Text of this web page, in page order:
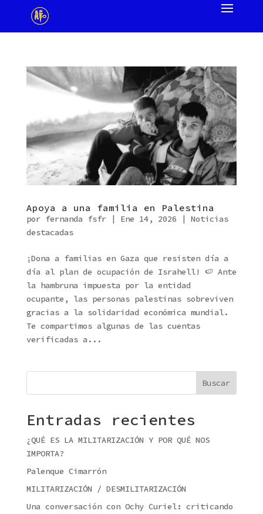
Apoya a una familia en Palestina
por fernanda fsfr| Ene 14, 2026 | Noticias
destacadas
¡Dona a familias en Gaza que resisten día a
día al plan de ocupación de Israhell! 🍉 Ante
la hambruna impuesta por la entidad
ocupante, las personas palestinas sobreviven
gracias a la solidaridad económica mundial.
Te compartimos algunas de las cuentas
verificadas a...
Buscar
Entradas recientes
¿QUÉ ES LA MILITARIZACIÓN Y POR QUÉ NOS
IMPORTA?
Palenque Cimarrón
MILITARIZACIÓN / DESMILITARIZACIÓN
Una conversación con Ochy Curiel: criticando